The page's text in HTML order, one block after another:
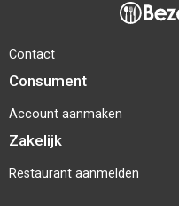
Contact
Consument
Account aanmaken
Zakelijk
Restaurant aanmelden